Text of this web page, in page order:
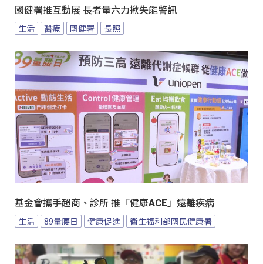
國健署推互動展 長者量六力揪失能警訊
生活 醫療 國健署 長照
基金會攜手超商、診所 推「健康ACE」遠離疾病
生活 89量腰日 健康促進 衛生福利部國民健康署